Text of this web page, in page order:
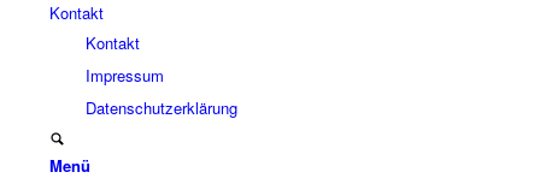
Kontakt
Kontakt
Impressum
Datenschutzerklärung
Menü